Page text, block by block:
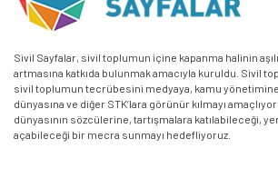
Sivil Sayfalar, sivil toplumun içine kapanma halinin
artmasına katkıda bulunmak amacıyla kuruldu. Sivil
sivil toplumun tecrübesini medyaya, kamu
dünyasına ve diğer STK’lara görünür kılmayı
dünyasının sözcülerine, tartışmalara katılabileceği,
açabileceği bir mecra sunmayı hedefliyoruz.